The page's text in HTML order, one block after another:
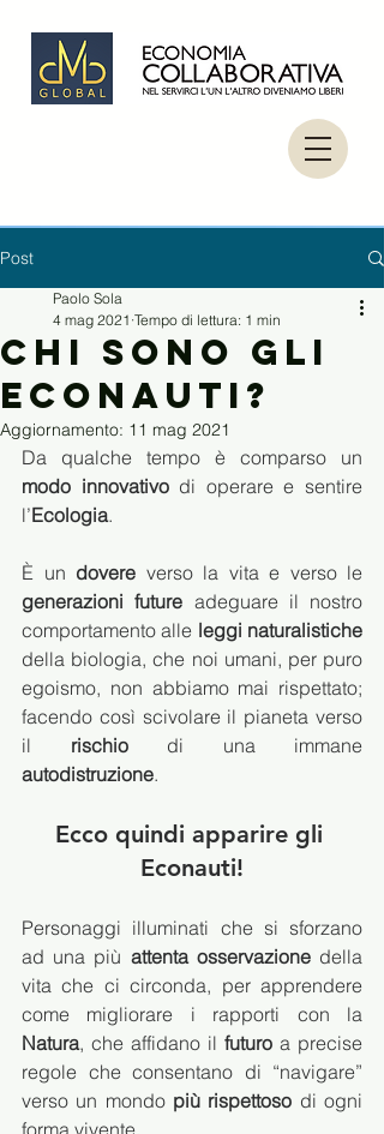
Post
Chi sono gli
Econauti?
Paolo Sola
4 mag 2021 Tempo di lettura: 1 min
Aggiornamento: 11 mag 2021
modo innovativo di operare e sentire
l’Ecologia.
È un dovere
generazioni future adeguare il nostro
comportamento alle leggi naturalistiche
della biologia, che noi umani, per puro
egoismo, non abbiamo mai rispettato;
facendo così scivolare il pianeta verso
il rischio
autodistruzione.
Ecco quindi apparire gli
Econauti!
Personaggi illuminati che si sforzano
ad una più attenta osservazione della
vita che ci circonda, per apprendere
Natura, che affidano il futuro a precise
regole che consentano di “navigare”
verso un mondo più rispettoso di ogni
forma vivente.